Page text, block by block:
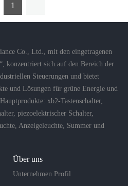
1
Co., Ltd., mit den eingetragenen
konzentriert sich auf den Bereich der
Steuerungen und bietet
und Lösungen für grüne Energie und
xb2-Tastenschalter,
piezoelektrischer Schalter,
Anzeigeleuchte, Summer und
Über uns
Unternehmen Profil